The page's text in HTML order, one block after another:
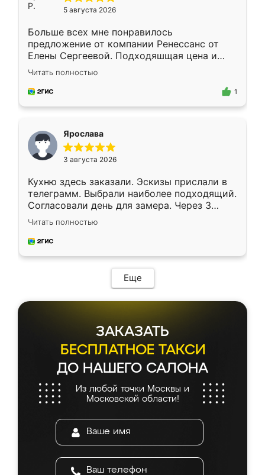
5 августа 2026
Больше всех мне понравилось
предложение от компании Ренессанс от
Елены Сергеевой. Подходяшщая цена и
короткие сроки изготовления. Приехавший
для замера сотрудник Владислав
предложил по моему эскизу самый
Читать полностью
1
Ярослава
3 августа 2026
Кухню здесь заказали. Эскизы прислали в
телеграмм. Выбрали наиболее подходящий.
Согласовали день для замера. Через 3
недели кухня была уже готова. Остались
довольны работой. Спасибо Ренессанс
мебель за качественную работу!
Читать полностью
Еще
ЗАКАЗАТЬ
БЕСПЛАТНОЕ ТАКСИ
ДО НАШЕГО САЛОНА
Из любой точки Москвы и
Московской области!